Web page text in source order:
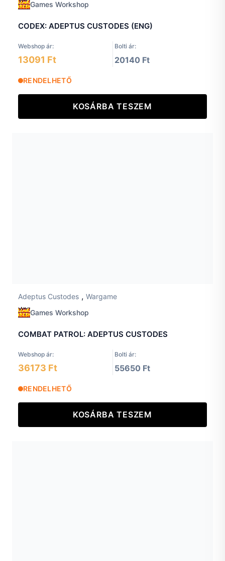
Games Workshop
CODEX: ADEPTUS CUSTODES (ENG)
Webshop ár: Bolti ár:
13091 Ft 20140 Ft
RENDELHETŐ
KOSÁRBA TESZEM
Adeptus Custodes , Wargame
Games Workshop
COMBAT PATROL: ADEPTUS CUSTODES
Webshop ár: Bolti ár:
36173 Ft 55650 Ft
RENDELHETŐ
KOSÁRBA TESZEM